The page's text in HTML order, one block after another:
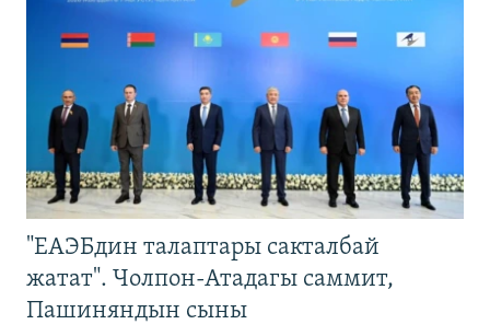
"ЕАЭБдин талаптары сакталбай
жатат". Чолпон-Атадагы саммит,
Пашиняндын сыны